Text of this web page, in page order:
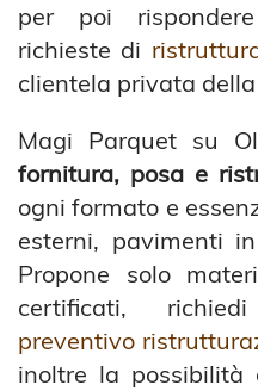
per poi
richieste di
clientela privata
Magi Parquet su
fornitura, posa e
ogni formato e
esterni, pavimenti
Propone solo
certificati,
preventivo
inoltre la possibilità